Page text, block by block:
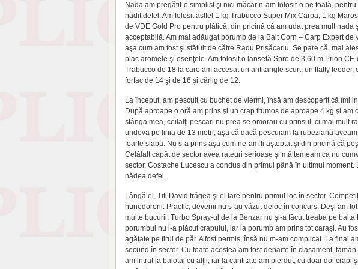
Nada am pregătit-o simplist şi nici măcar n-am folosit-o pe toată,
nădit defel. Am folosit astfel 1 kg Trabucco Super Mix Carpa, 1 kg
de VDE Gold Pro pentru plătică, din pricină că am udat prea mult nada
acceptabilă. Am mai adăugat porumb de la Bait Corn – Carp Expert
aşa cum am fost şi sfătuit de către Radu Prisăcariu. Se pare că, mai
plac aromele şi esenţele. Am folosit o lansetă Spro de 3,60 m Prion
Trabucco de 18 la care am accesat un antitangle scurt, un flatty
forfac de 14 şi de 16 şi cârlig de 12.
La început, am pescuit cu buchet de viermi, însă am descoperit că îmi
După aproape o oră am prins şi un crap frumos de aproape 4 kg şi am
stânga mea, ceilalţi pescari nu prea se omorau cu prinsul, ci mai mult
undeva pe linia de 13 metri, aşa că dacă pescuiam la rubeziană
foarte slabă. Nu s-a prins aşa cum ne-am fi aşteptat şi din pricină că
Celălalt capăt de sector avea rateuri serioase şi mă temeam ca nu
sector, Costache Lucescu a condus din primul până în ultimul
nădea defel.
Lângă el, Titi David trăgea şi el tare pentru primul loc în sector.
hunedoreni. Practic, devenii nu s-au văzut deloc în concurs. Deşi am
multe bucurii. Turbo Spray-ul de la Benzar nu şi-a făcut treaba pe
porumbul nu i-a plăcut crapului, iar la porumb am prins tot caraşi. Au
agăţate pe firul de păr. A fost permis, însă nu m-am complicat. La final
secund în sector. Cu toate acestea am fost departe în clasament,
am intrat la balotaj cu alţii, iar la cantitate am pierdut, cu doar doi crapi